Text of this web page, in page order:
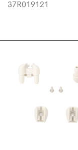
37R019121